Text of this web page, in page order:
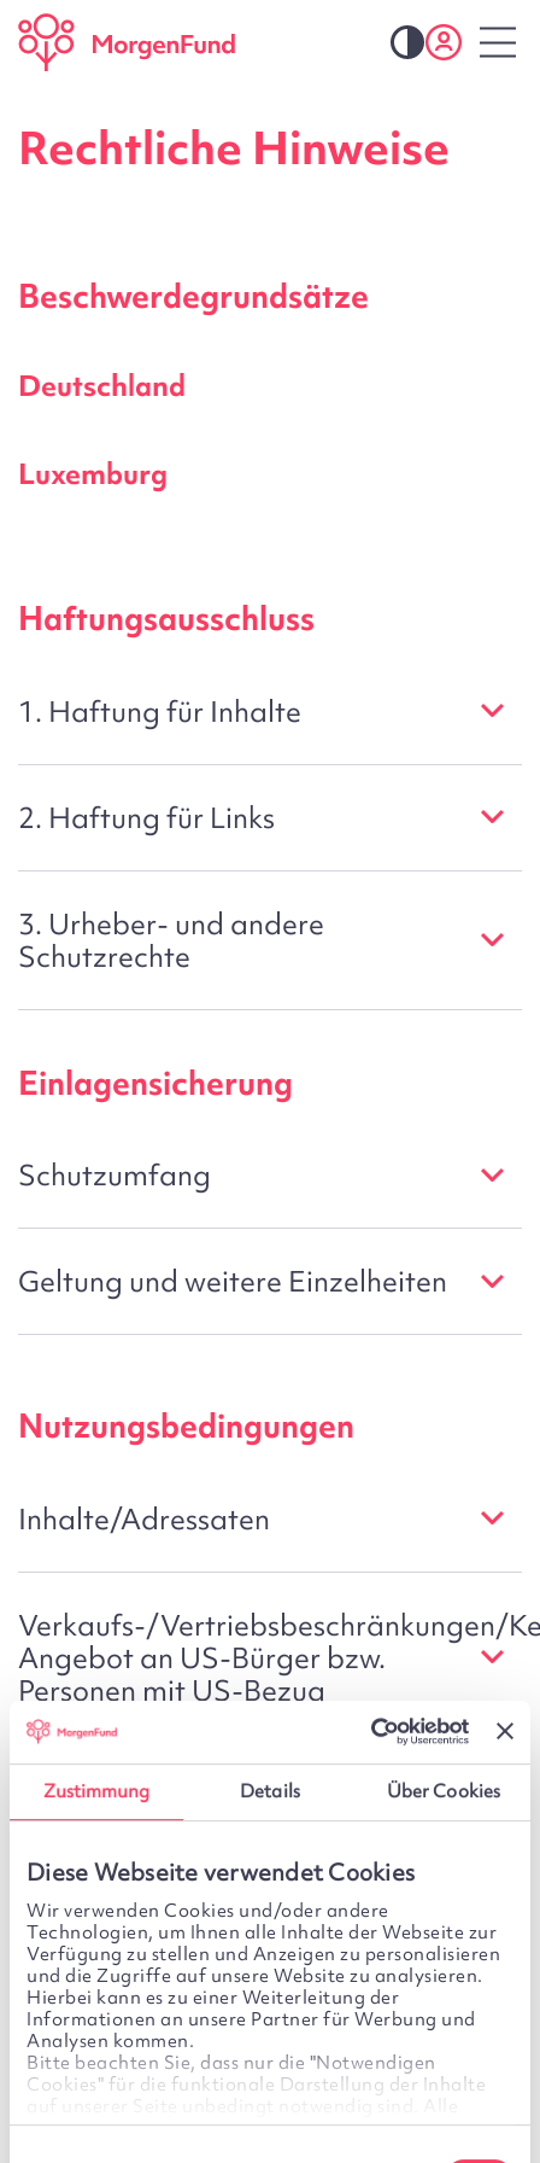
Zustimmung Details Über Cookies
Diese Webseite verwendet Cookies
Wir verwenden Cookies und/oder andere
Technologien, um Ihnen alle Inhalte der Webseite zur
Verfügung zu stellen und Anzeigen zu personalisieren
und die Zugriffe auf unsere Website zu analysieren.
Hierbei kann es zu einer Weiterleitung der
Informationen an unsere Partner für Werbung und
Analysen kommen.
Bitte beachten Sie, dass nur die "Notwendigen
Cookies" für die funktionale Darstellung der Inhalte
auf unserer Seite unbedingt notwendig sind. Alle
weiteren Cookies sind optional. Für diese wird Ihre
Rechtliche Hinweise
Beschwerdegrundsätze
Deutschland
Luxemburg
Haftungsausschluss
1. Haftung für Inhalte
2. Haftung für Links
3. Urheber- und andere
Schutzrechte
Einlagensicherung
Schutzumfang
Geltung und weitere Einzelheiten
Nutzungsbedingungen
Inhalte/Adressaten
Verkaufs-/Vertriebsbeschränkungen/
Angebot an US-Bürger bzw.
Personen mit US-Bezug
Kein Angebot, keine
Anlageberatung
Änderung der Webseiten
Änderung der
Nutzungsbedingungen/Anwendbares
Recht